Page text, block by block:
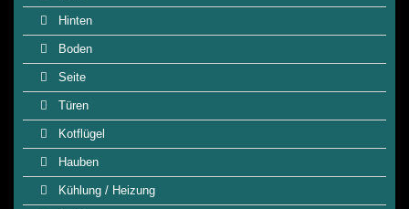
Hinten
Boden
Seite
Türen
Kotflügel
Hauben
Kühlung / Heizung